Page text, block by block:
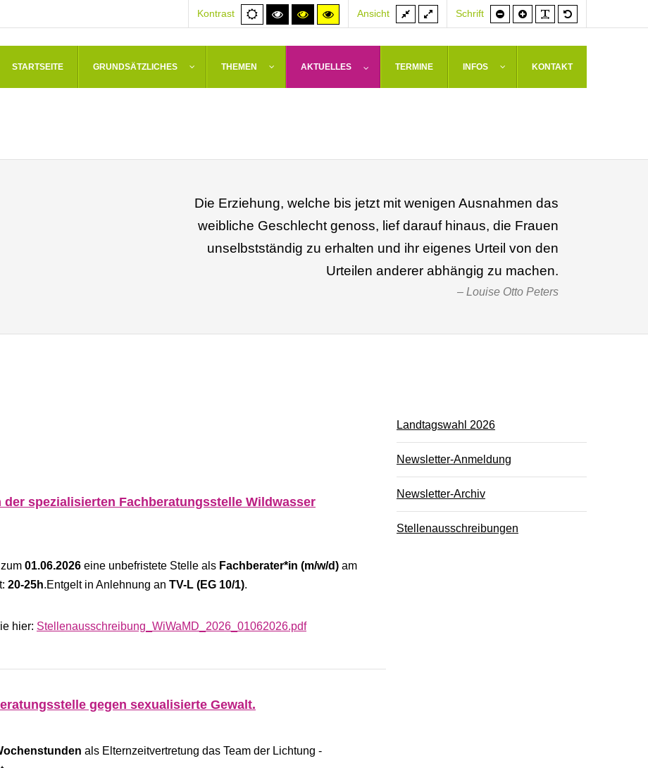
Kontrast
Normale
Ansicht
Hoher
Kontrast
Hoher
Kontrast
Hoher
Kontrast
Ansicht
Feste
Breite
Volle
Breite
Schrift
Schrift
kleiner
Schrift
größer
STARTSEITE GRUNDSÄTZLICHES THEMEN AKTUELLES TERMINE INFOS KONTAKT
Die Erziehung, welche bis jetzt mit wenigen Ausnahmen das
weibliche Geschlecht genoss, lief darauf hinaus, die Frauen
unselbstständig zu erhalten und ihr eigenes Urteil von den
Urteilen anderer abhängig zu machen.
Louise Otto Peters
spezialisierten Fachberatungsstelle Wildwasser
01.06.2026 eine unbefristete Stelle als Fachberater*in (m/w/d) am
20-25h.Entgelt in Anlehnung an TV-L (EG 10/1).
hier: Stellenausschreibung_WiWaMD_2026_01062026.pdf
gegen sexualisierte Gewalt.
als Elternzeitvertretung das Team der Lichtung -
Landtagswahl 2026
Newsletter-Anmeldung
Newsletter-Archiv
Stellenausschreibungen